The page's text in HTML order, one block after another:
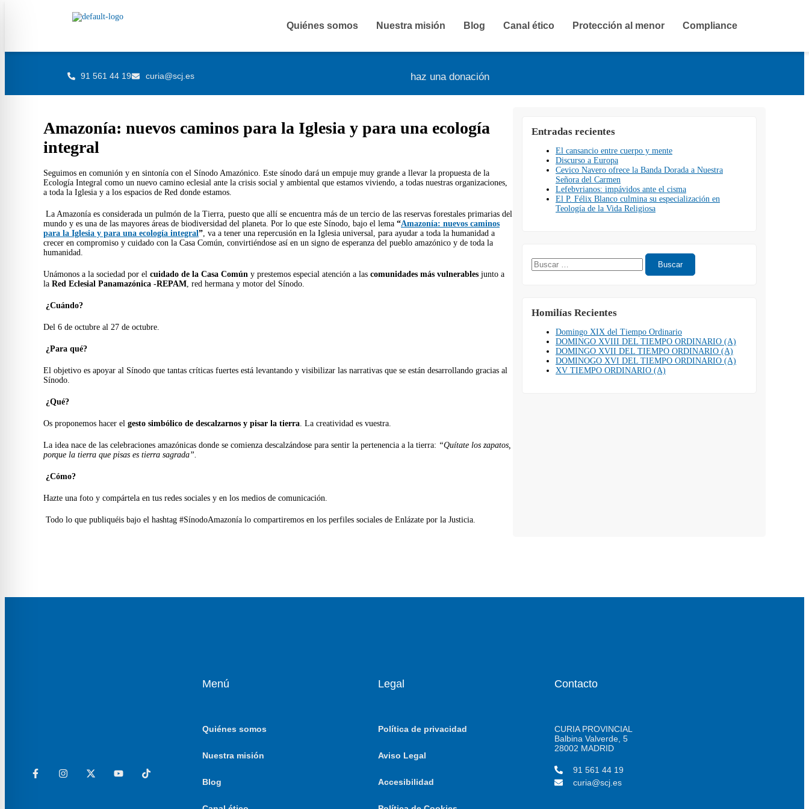
91 561 44 19 curia@scj.es haz una donación
Quiénes somos Nuestra misión Blog Canal ético Protección al menor Compliance
Amazonía: nuevos caminos para la Iglesia y para una ecología
integral
Seguimos en comunión y en sintonía con el Sínodo Amazónico. Este sínodo dará un empuje muy grande a llevar la propuesta de la
Ecología Integral como un nuevo camino eclesial ante la crisis social y ambiental que estamos viviendo, a todas nuestras organizaciones,
a toda la Iglesia y a los espacios de Red donde estamos.
La Amazonía es considerada un pulmón de la Tierra, puesto que allí se encuentra más de un tercio de las reservas forestales primarias del
mundo y es una de las mayores áreas de biodiversidad del planeta. Por lo que este Sínodo, bajo el lema “Amazonía: nuevos caminos
para la Iglesia y para una ecología integral” , va a tener una repercusión en la Iglesia universal, para ayudar a toda la humanidad a
crecer en compromiso y cuidado con la Casa Común, convirtiéndose así en un signo de esperanza del pueblo amazónico y de toda la
humanidad.
Unámonos a la sociedad por el cuidado de la Casa Común y prestemos especial atención a las comunidades más vulnerables junto a
la Red Eclesial Panamazónica -REPAM , red hermana y motor del Sínodo.
¿Cuándo?
Del 6 de octubre al 27 de octubre.
¿Para qué?
El objetivo es apoyar al Sínodo que tantas críticas fuertes está levantando y visibilizar las narrativas que se están desarrollando gracias al
Sínodo.
¿Qué?
Os proponemos hacer el gesto simbólico de descalzarnos y pisar la tierra . La creatividad es vuestra.
La idea nace de las celebraciones amazónicas donde se comienza descalzándose para sentir la pertenencia a la tierra: “Quítate los zapatos,
porque la tierra que pisas es tierra sagrada”.
¿Cómo?
Hazte una foto y compártela en tus redes sociales y en los medios de comunicación.
Todo lo que publiquéis bajo el hashtag #SínodoAmazonía lo compartiremos en los perfiles sociales de Enlázate por la Justicia.
Entradas recientes
El cansancio entre cuerpo y mente
Discurso a Europa
Cevico Navero ofrece la Banda Dorada a Nuestra
Señora del Carmen
Lefebvrianos: impávidos ante el cisma
El P. Félix Blanco culmina su especialización en
Teología de la Vida Religiosa
Homilías Recientes
Domingo XIX del Tiempo Ordinario
DOMINGO XVIII DEL TIEMPO ORDINARIO (A)
DOMINGO XVII DEL TIEMPO ORDINARIO (A)
DOMINOGO XVI DEL TIEMPO ORDINARIO (A)
XV TIEMPO ORDINARIO (A)
Menú
Quiénes somos
Nuestra misión
Blog
Legal
Política de privacidad
Aviso Legal
Accesibilidad
Contacto
CURIA PROVINCIAL
Balbina Valverde, 5
28002 MADRID
91 561 44 19
curia@scj.es